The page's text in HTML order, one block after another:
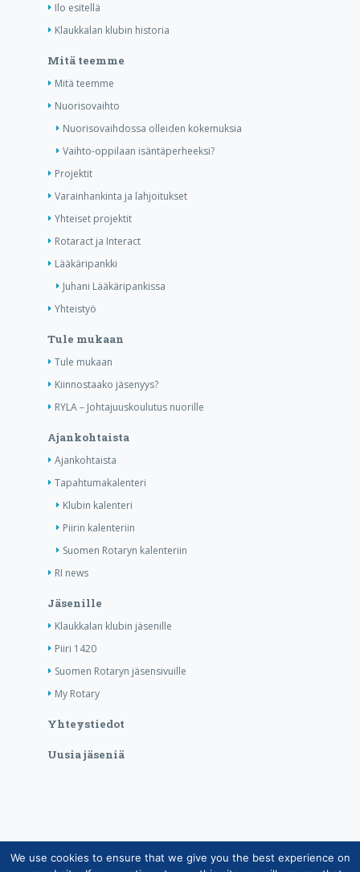
Ilo esitellä
Klaukkalan klubin historia
Mitä teemme
Mitä teemme
Nuorisovaihto
Nuorisovaihdossa olleiden kokemuksia
Vaihto-oppilaan isäntäperheeksi?
Projektit
Varainhankinta ja lahjoitukset
Yhteiset projektit
Rotaract ja Interact
Lääkäripankki
Juhani Lääkäripankissa
Yhteistyö
Tule mukaan
Tule mukaan
Kiinnostaako jäsenyys?
RYLA – Johtajuuskoulutus nuorille
Ajankohtaista
Ajankohtaista
Tapahtumakalenteri
Klubin kalenteri
Piirin kalenteriin
Suomen Rotaryn kalenteriin
RI news
Jäsenille
Klaukkalan klubin jäsenille
Piiri 1420
Suomen Rotaryn jäsensivuille
My Rotary
Yhteystiedot
Uusia jäseniä
Copyright © Suomen Rotarypalvelu ry 2026 |
We use cookies to ensure that we give you the best experience on